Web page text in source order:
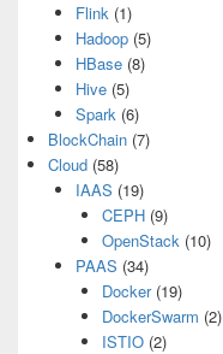
Flink(1)
Hadoop(5)
HBase(8)
Hive(5)
Spark(6)
BlockChain (7)
Cloud (58)
IAAS (19)
CEPH (9)
OpenStack (10)
PAAS (34)
Docker(19)
DockerSwarm (2)
ISTIO (2)